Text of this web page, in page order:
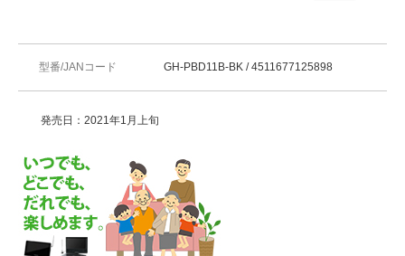
型番/JANコード GH-PBD11B-BK / 4511677125898
発売日：2021年1月上旬